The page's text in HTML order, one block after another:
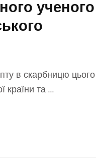
ученого
в скарбницю цього
країни та …